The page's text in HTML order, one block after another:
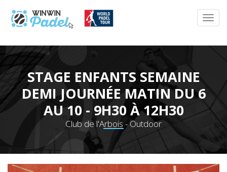
STAGE ENFANTS SEMAINE
DEMI JOURNÉE MATIN DU 6
AU 10 - 9H30 À 12H30
Club de l'Arbois - Outdoor